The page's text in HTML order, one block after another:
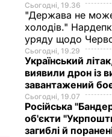
Сьогодні, 19.36
"Держава не
холодів."
уряду щодо
Сьогодні, 19.29
Український
виявили дрон із
завантажений
Сьогодні, 19.07
Російська
об'єкти
загиблі й